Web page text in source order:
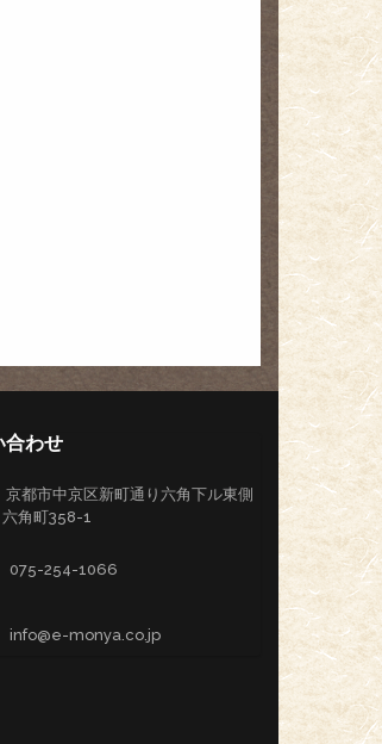
合わせ
京都市中京区新町通り六角下ル東側
六角町358-1
075-254-1066
info@e-monya.co.jp